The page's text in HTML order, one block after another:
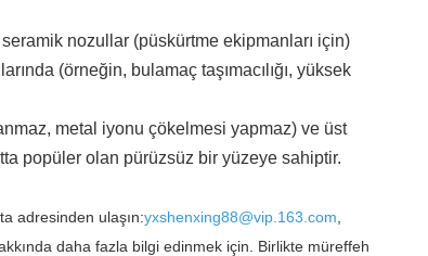
nozullar (püskürtme ekipmanları için)
(örneğin, bulamaç taşımacılığı, yüksek
metal iyonu çökelmesi yapmaz) ve üst
popüler olan pürüzsüz bir yüzeye sahiptir.
adresinden ulaşın:yxshenxing88@vip.163.com
daha fazla bilgi edinmek için. Birlikte müreffeh